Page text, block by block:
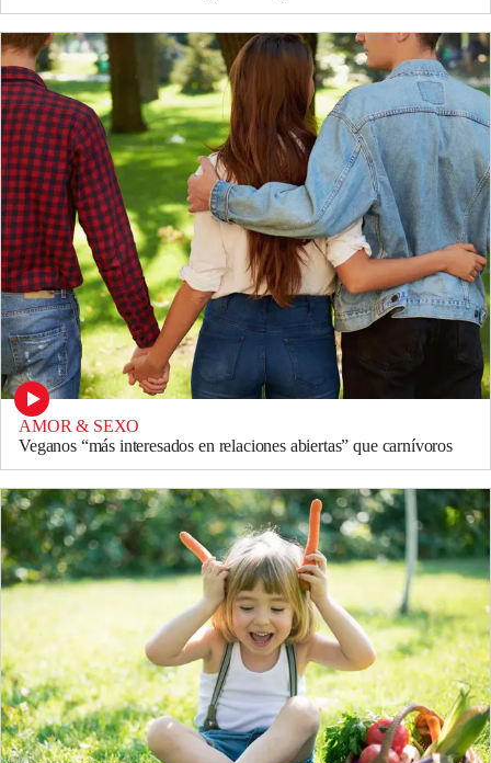
AMOR & SEXO
Veganos “más interesados en relaciones abiertas” que carnívoros